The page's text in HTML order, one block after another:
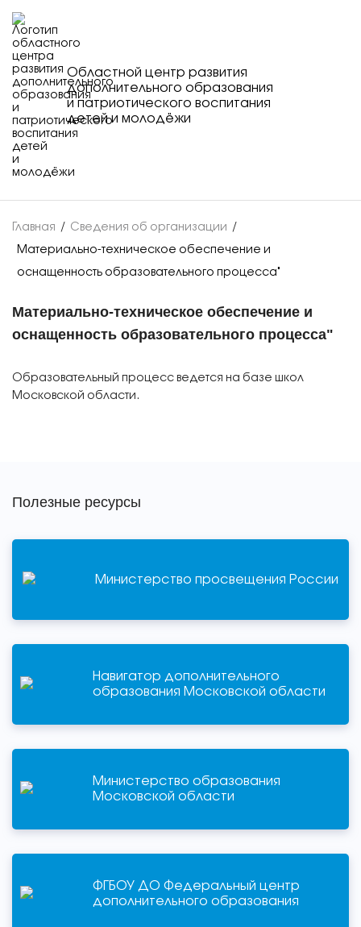
Областной центр развития
дополнительного образования
и патриотического воспитания
детей и молодёжи
Главная / Сведения об организации /
Материально-техническое обеспечение и
оснащенность образовательного процесса"
Материально-техническое обеспечение и
оснащенность образовательного процесса"
Образовательный процесс ведется на базе школ
Московской области.
Полезные ресурсы
Министерство просвещения России
Навигатор дополнительного
образования Московской области
Министерство образования
Московской области
ФГБОУ ДО Федеральный центр
дополнительного образования